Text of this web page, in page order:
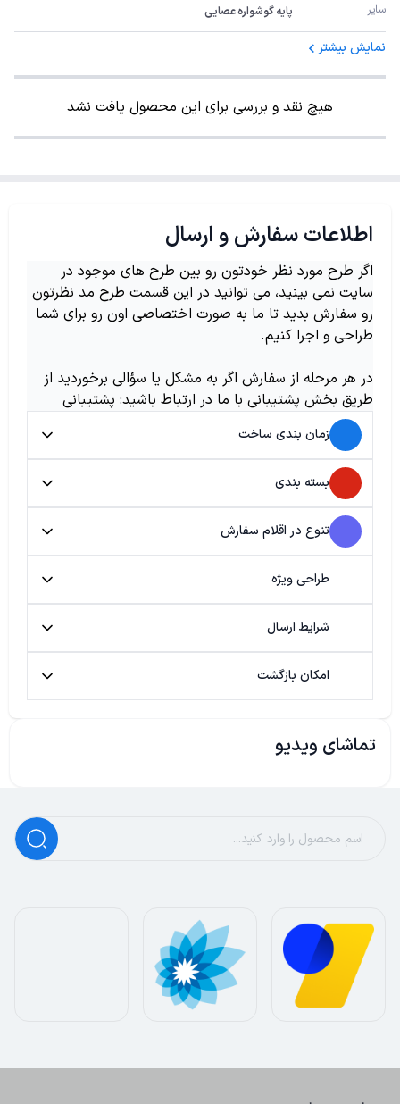
سایر پایه گوشواره عصایی
نمایش بیشتر
هیچ نقد و بررسی برای این محصول یافت نشد
اطلاعات سفارش و ارسال
اگر طرح مورد نظر خودتون رو بین طرح های موجود در
سایت نمی بینید، می توانید در این قسمت طرح مد نظرتون
رو سفارش بدید تا ما به صورت اختصاصی اون رو برای شما
طراحی و اجرا کنیم.
در هر مرحله از سفارش اگر به مشکل یا سؤالی برخوردید از
طریق بخش پشتیبانی با ما در ارتباط باشید: پشتیبانی
زمان بندی ساخت
بسته بندی
تنوع در اقلام سفارش
طراحی ویژه
شرایط ارسال
امکان بازگشت
تماشای ویدیو